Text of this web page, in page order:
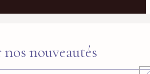
nouveautés